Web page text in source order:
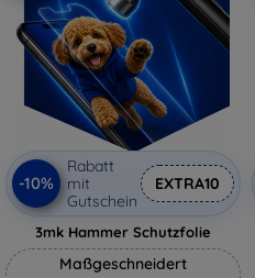
-10%
Rabatt
mit
Gutschein
EXTRA10
3mk Hammer Schutzfolie
Maßgeschneidert